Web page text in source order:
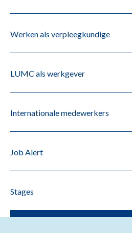
Werken als verpleegkundige
LUMC als werkgever
Internationale medewerkers
Job Alert
Stages